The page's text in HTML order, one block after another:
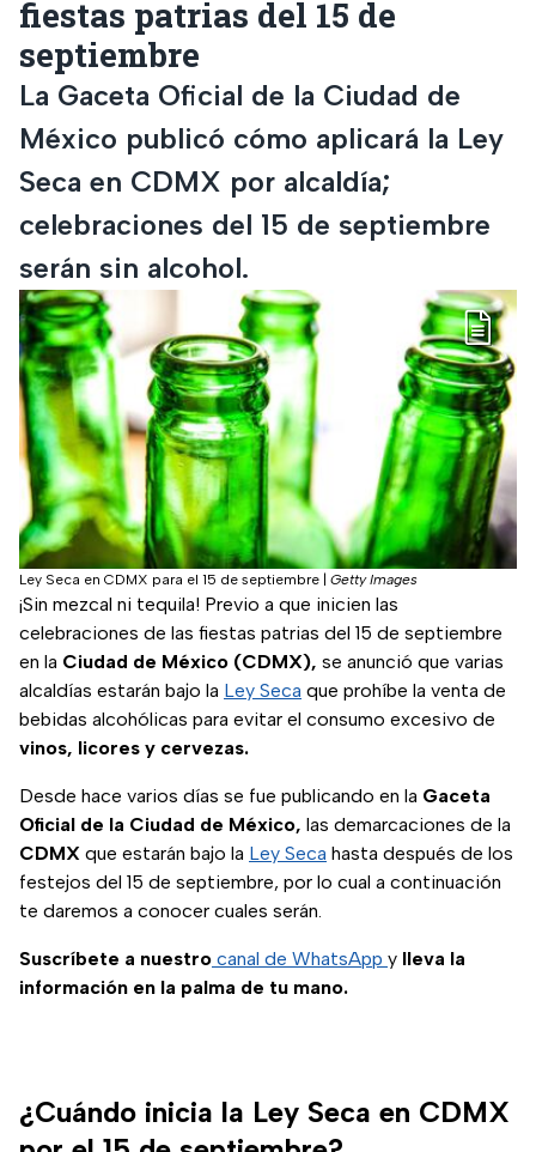
fiestas patrias del 15 de
septiembre
La Gaceta Oficial de la Ciudad de
México publicó cómo aplicará la Ley
Seca en CDMX por alcaldía;
celebraciones del 15 de septiembre
serán sin alcohol.
Ley Seca en CDMX para el 15 de septiembre Getty Images
¡Sin mezcal ni tequila! Previo a que inicien las
celebraciones de las fiestas patrias del 15 de septiembre
en la Ciudad de México (CDMX), se anunció que varias
alcaldías estarán bajo la Ley Seca que prohíbe la venta de
bebidas alcohólicas para evitar el consumo excesivo de
vinos, licores y cervezas.
Desde hace varios días se fue publicando en la Gaceta
Oficial de la Ciudad de México, las demarcaciones de la
CDMX que estarán bajo la Ley Seca hasta después de los
festejos del 15 de septiembre, por lo cual a continuación
te daremos a conocer cuales serán.
Suscríbete a nuestro canal de WhatsApp y lleva la
información en la palma de tu mano.
¿Cuándo inicia la Ley Seca en CDMX